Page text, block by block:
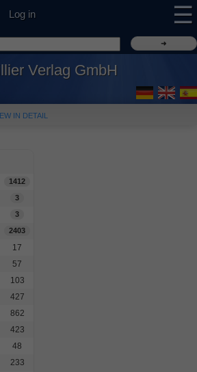
Log in ☰
Verlag GmbH
IN DETAIL
1412
3
3
2403
17
57
103
427
862
423
48
233